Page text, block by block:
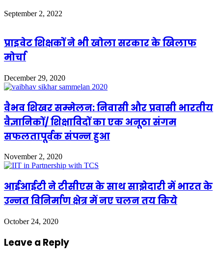
September 2, 2022
प्राइवेट शिक्षकों ने भी खोला सरकार के खिलाफ
मोर्चा
December 29, 2020
वैभव शिखर सम्मेलन: निवासी और प्रवासी भारतीय
वैज्ञानिकों/ शिक्षाविदों का एक अनूठा संगम
सफलतापूर्वक संपन्न हुआ
November 2, 2020
आईआईटी ने टीसीएस के साथ साझेदारी में भारत के
उन्नत विनिर्माण क्षेत्र में नए चलन तय किये
October 24, 2020
Leave a Reply